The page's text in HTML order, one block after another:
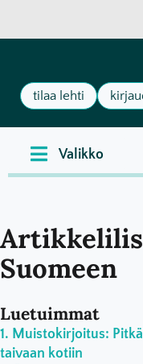
tilaa lehti
Suomeen
Luetuimmat
Muistokirjoitus:
taivaan kotiin